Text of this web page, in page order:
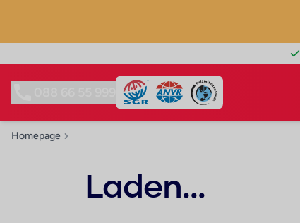
Homepage
Laden...